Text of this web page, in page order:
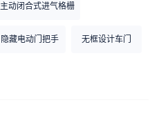
主动闭合式进气格栅
隐藏电动门把手 无框设计车门